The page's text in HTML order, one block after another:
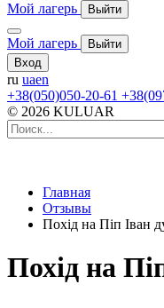
Мой лагерь
Выйти
Мой лагерь
Выйти
Вход
ru uaen
+38(050)050-20-61
© 2026 KULUAR
Главная
Отзывы
Похід на Піп Іван
Похід на